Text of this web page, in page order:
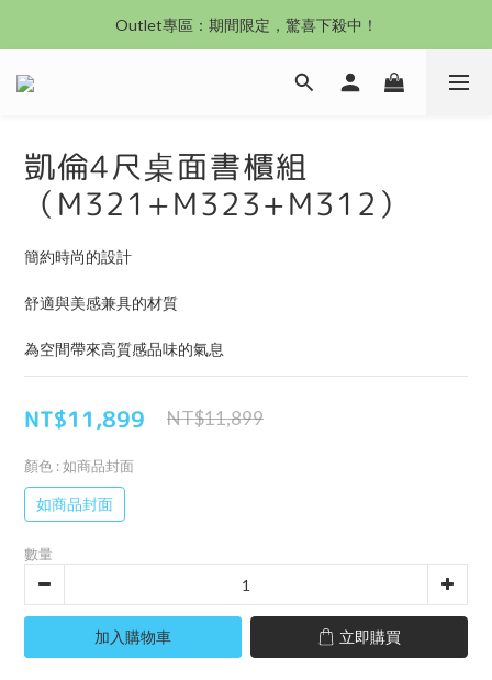
沙發新登場｜想躺就躺，頭等艙到商務艙一次擁有
Outlet專區：期間限定，驚喜下殺中！
沙發新登場｜想躺就躺，頭等艙到商務艙一次擁有
凱倫4尺桌面書櫃組
（M321+M323+M312）
簡約時尚的設計
舒適與美感兼具的材質
為空間帶來高質感品味的氣息
NT$11,899 NT$11,899
顏色 : 如商品封面
如商品封面
數量
加入購物車 立即購買